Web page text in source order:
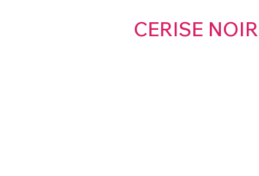
CERISE